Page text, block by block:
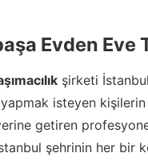
Evden Eve
şirketi
isteyen
getiren
şehrinin her bir